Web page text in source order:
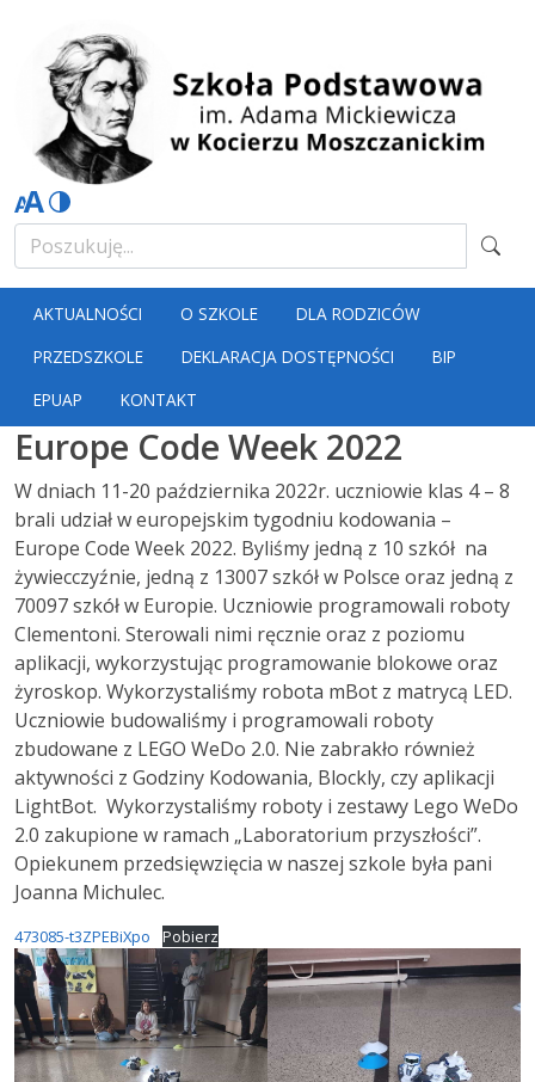
AKTUALNOŚCI O SZKOLE
DLA RODZICÓW
PRZEDSZKOLE
DEKLARACJA DOSTĘPNOŚCI
BIP
EPUAP
KONTAKT
Europe Code Week 2022
W dniach 11-20 października 2022r. uczniowie klas 4 – 8
brali udział w europejskim tygodniu kodowania –
Europe Code Week 2022. Byliśmy jedną z 10 szkół na
żywiecczyźnie, jedną z 13007 szkół w Polsce oraz jedną z
70097 szkół w Europie. Uczniowie programowali roboty
Clementoni. Sterowali nimi ręcznie oraz z poziomu
aplikacji, wykorzystując programowanie blokowe oraz
żyroskop. Wykorzystaliśmy robota mBot z matrycą LED.
Uczniowie budowaliśmy i programowali roboty
zbudowane z LEGO WeDo 2.0. Nie zabrakło również
aktywności z Godziny Kodowania, Blockly, czy aplikacji
LightBot. Wykorzystaliśmy roboty i zestawy Lego WeDo
2.0 zakupione w ramach „Laboratorium przyszłości”.
Opiekunem przedsięwzięcia w naszej szkole była pani
Joanna Michulec.
473085-t3ZPEBiXpo Pobierz